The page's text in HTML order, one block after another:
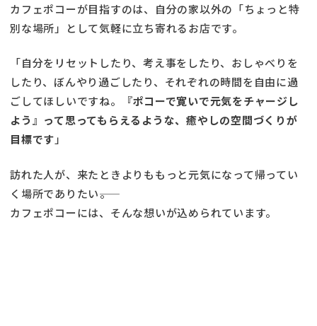
カフェポコーが目指すのは、自分の家以外の「ちょっと特
別な場所」として気軽に立ち寄れるお店です。
「自分をリセットしたり、考え事をしたり、おしゃべりを
したり、ぼんやり過ごしたり、それぞれの時間を自由に過
ごしてほしいですね。
『ポコーで寛いで元気をチャージし
よう』って思ってもらえるような、癒やしの空間づくりが
目標です」
訪れた人が、来たときよりももっと元気になって帰ってい
く場所でありたい――。
カフェポコーには、そんな想いが込められています。